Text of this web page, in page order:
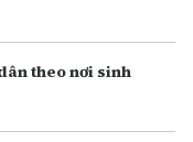
theo nơi sinh